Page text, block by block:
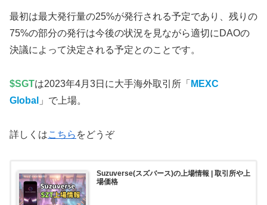
最初は最大発行量の25%が発行される予定であり、残りの
75%の部分の発行は今後の状況を見ながら適切にDAOの
決議によって決定される予定とのことです。
$SGTは2023年4月3日に大手海外取引所「 MEXC
Global 」で上場。
詳しくはこちら をどうぞ
Suzuverse(スズバース)の上場情報 | 取引所や上
場価格